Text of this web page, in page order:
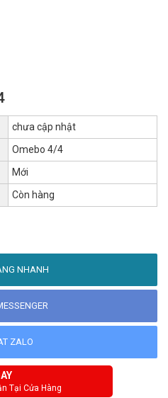
chưa cập nhật
Omebo 4/4
Mới
Còn hàng
NHANH
ZALO
Tại Cửa Hàng